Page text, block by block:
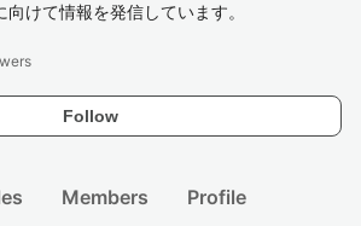
けて情報を発信しています。
Follow
Members Profile